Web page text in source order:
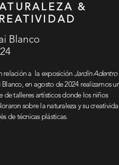
&
Blanco
relación a la exposiciónJardín Adentro
Blanco, en agosto de 2024 realizamos
de talleres artísticos donde los niños
sobre la naturaleza y su
de técnicas plásticas.